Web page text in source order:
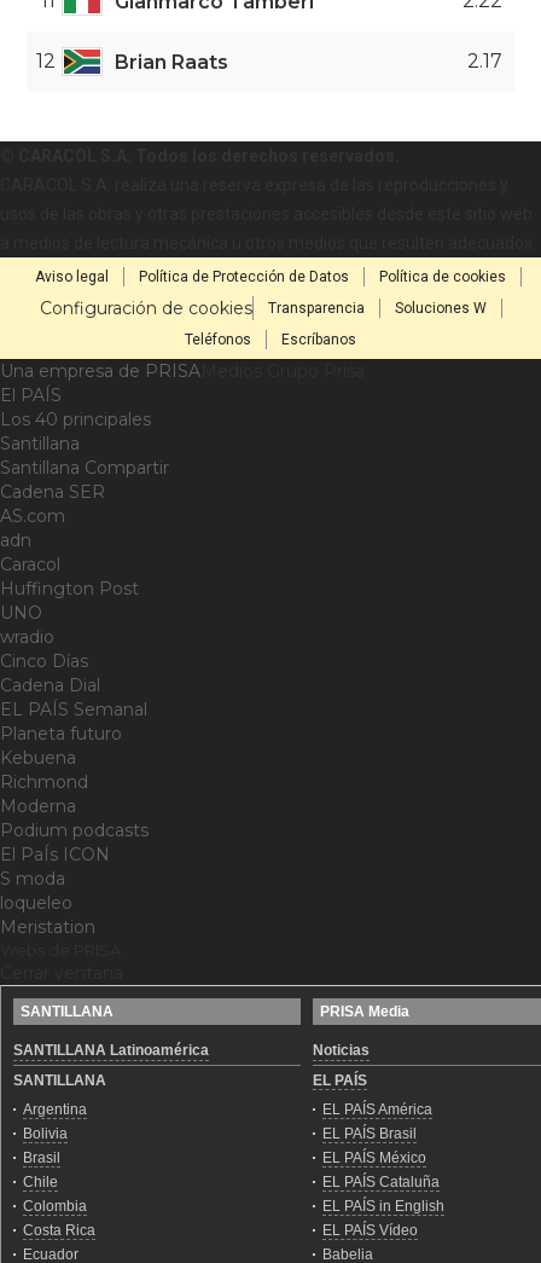
12 Brian Raats 2.17
Aviso legal Política de Protección de Datos Política de cookies
Configuración de cookies Transparencia
Soluciones W
Teléfonos
Escríbanos
Una empresa de PRISA
El PAÍS
Los 40 principales
Santillana
Santillana Compartir
Cadena SER
AS.com
adn
Caracol
Huffington Post
UNO
wradio
Cinco Días
Cadena Dial
EL PAÍS Semanal
Planeta futuro
Kebuena
Richmond
Moderna
Podium podcasts
El PaÍs ICON
S moda
loqueleo
Meristation